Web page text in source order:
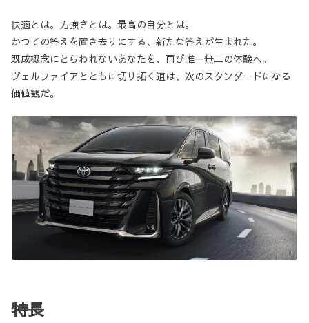
快適とは。力強さとは。最高の自分とは。
かつての答えを置き去りにする、新たな答えが生まれた。
既成概念にとらわれないあなたを、再び唯一無二の体験へ。
ヴェルファイアとともに切り拓く道は、次のスタンダードになる
価値観だ。
特長